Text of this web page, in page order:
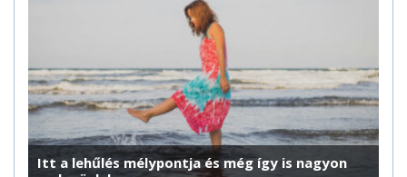
Itt a lehűlés mélypontja és még így is nagyon